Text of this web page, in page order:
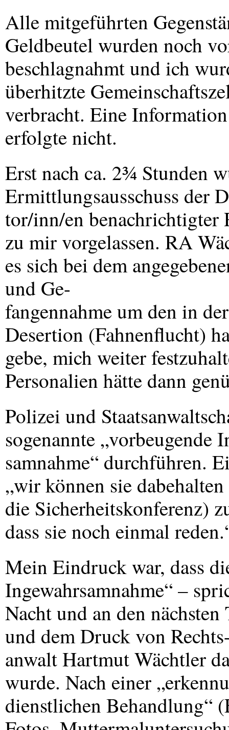
Alle mitgeführten
Geldbeutel wurden noch
beschlagnahmt und ich
überhitzte
verbracht. Eine
erfolgte nicht.
Erst nach ca. 2¾ Stunden
Ermittlungsausschuss der
tor/inn/en benachrichtigter
zu mir vorgelassen. RA
es sich bei dem
und Ge-
fangennahme um den in
Desertion (Fahnenflucht)
gebe, mich weiter
Personalien hätte dann
Polizei und
sogenannte „vorbeugende
samnahme“ durchführen.
„wir können sie
die Sicherheitskonferenz)
dass sie noch einmal
Mein Eindruck war, dass
Ingewahrsamnahme“ –
Nacht und an den
und dem Druck von
anwalt Hartmut Wächtler
wurde. Nach einer
dienstlichen Behandlung“